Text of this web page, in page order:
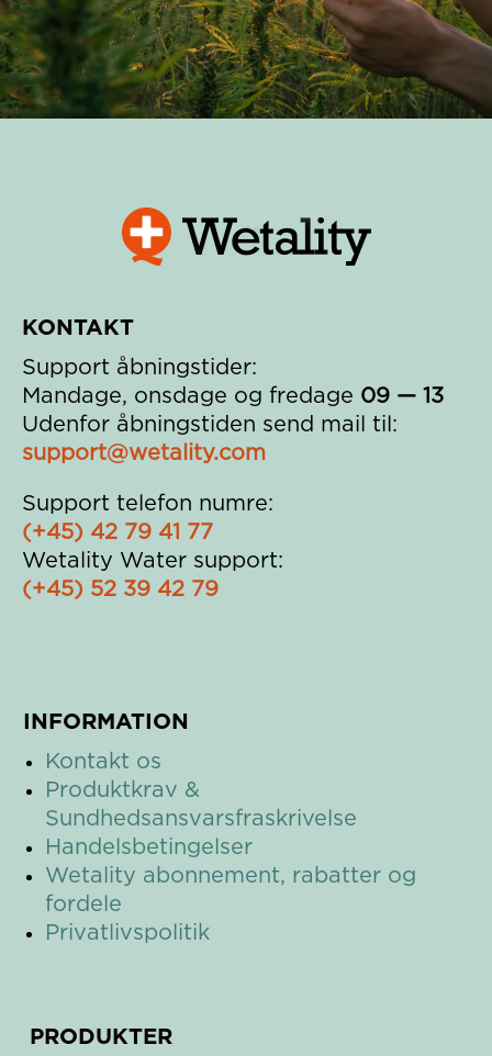
KONTAKT
Support åbningstider:
Mandage, onsdage og fredage 09 — 13
Udenfor åbningstiden send mail til:
support@wetality.com
Support telefon numre:
(+45) 42 79 41 77
Wetality Water support:
(+45) 52 39 42 79
INFORMATION
Kontakt os
Produktkrav &
Sundhedsansvarsfraskrivelse
Handelsbetingelser
Wetality a bonnement, rabatter og
fordele
Privatlivspolitik
PRODUKTER